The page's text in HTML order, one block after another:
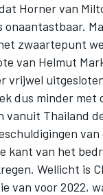
Horner van
onaantastbaar.
zwaartepunt
van Helmut
vrijwel
dus minder met
Thailand
kant van het
Wellicht is
van voor 2022,